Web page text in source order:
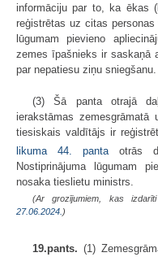
informāciju par to, ka ēkas
reģistrētas uz citas
lūgumam pievieno
zemes īpašnieks ir saskaņā
par nepatiesu ziņu sniegšanu.
(3) Šā panta otrajā
ierakstāmas
tiesiskais valdītājs ir
likuma
44. pantaotrās
Nostiprinājuma lūgumam
nosaka tieslietu ministrs.
(Ar grozījumiem, kas
27.06.2024. )
19.pants. (1)